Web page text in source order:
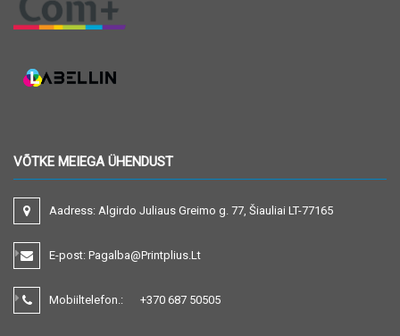
VÕTKE MEIEGA ÜHENDUST
Aadress: Algirdo Juliaus Greimo g. 77, Šiauliai LT-77165
E-post: Pagalba@printplius.lt
Mobiiltelefon.: +370 687 50505